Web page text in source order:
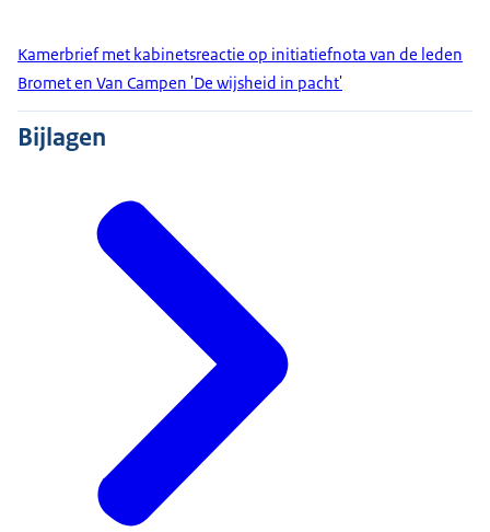
Kamerbrief met kabinetsreactie op initiatiefnota van de leden
Bromet en Van Campen 'De wijsheid in pacht'
Bijlagen